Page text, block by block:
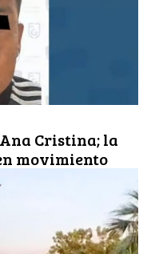
Cristina; la
movimiento